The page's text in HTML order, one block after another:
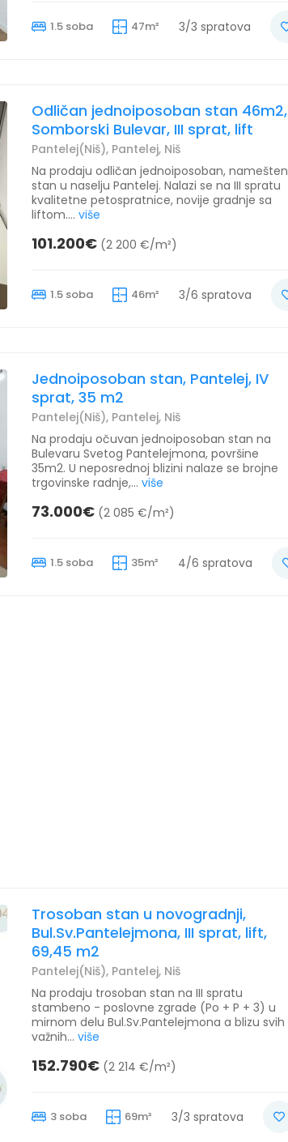
1.5 soba 47m² 3/3 spratova
Odličan jednoiposoban stan 46m2,
Somborski Bulevar, III sprat, lift
Pantelej(Niš), Pantelej, Niš
Na prodaju odličan jednoiposoban, namešten
stan u naselju Pantelej. Nalazi se na III spratu
kvalitetne petospratnice, novije gradnje sa
liftom.... više
101.200€ (2 200 €/m²)
1.5 soba 46m² 3/6 spratova
Jednoiposoban stan, Pantelej, IV
sprat, 35 m2
Pantelej(Niš), Pantelej, Niš
Na prodaju očuvan jednoiposoban stan na
Bulevaru Svetog Pantelejmona, površine
35m2. U neposrednoj blizini nalaze se brojne
trgovinske radnje,... više
73.000€ (2 085 €/m²)
1.5 soba 35m² 4/6 spratova
Trosoban stan u novogradnji,
Bul.Sv.Pantelejmona, III sprat, lift,
69,45 m2
Pantelej(Niš), Pantelej, Niš
Na prodaju trosoban stan na III spratu
stambeno - poslovne zgrade (Po + P + 3) u
mirnom delu Bul.Sv.Pantelejmona a blizu svih
važnih... više
152.790€ (2 214 €/m²)
3 soba 69m² 3/3 spratova